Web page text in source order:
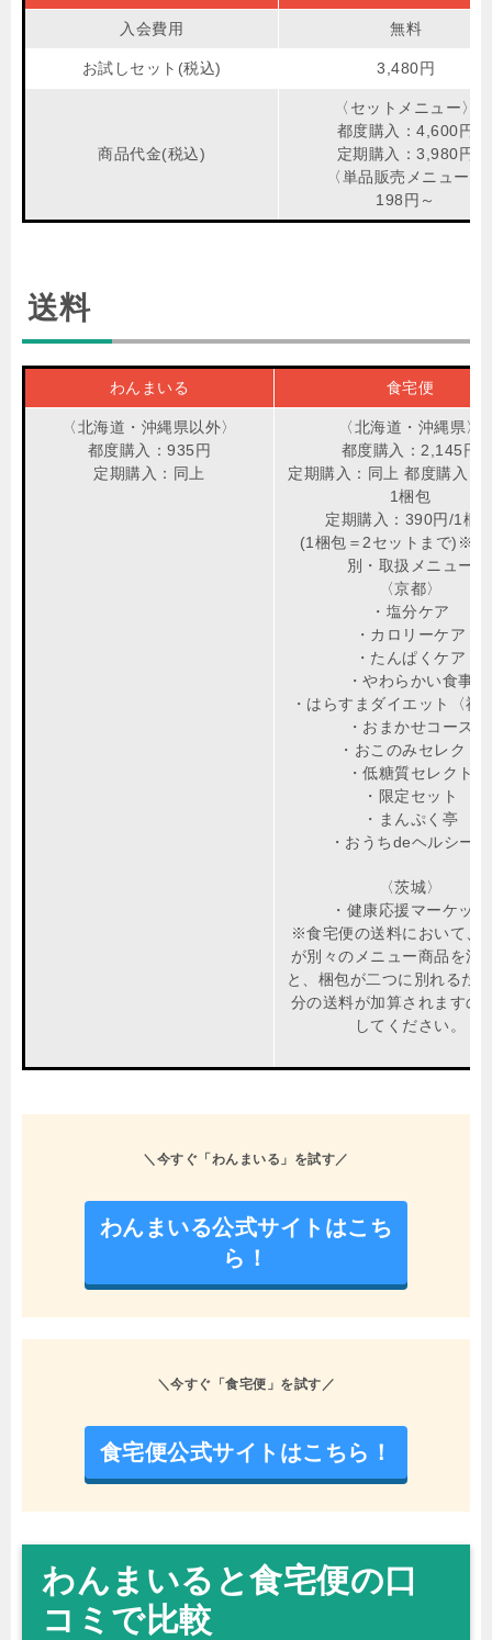
入会費用 無料
お試しセット(税込) 3,480円
商品代金(税込)
〈セットメニュー〉
都度購入：4,600円
定期購入：3,980円
〈単品販売メニュー〉
198円～
送料
わんまいる 食宅便
〈北海道・沖縄県以外〉
都度購入：935円
定期購入：同上
〈北海道・沖縄県〉
都度購入：2,145円
定期購入：同上 都度購入：
1梱包
定期購入：390円/1梱
(1梱包＝2セットまで)※出
別・取扱メニュー
〈京都〉
・塩分ケア
・カロリーケア
・たんぱくケア
・やわらかい食事
・はらすまダイエット〈神
・おまかせコース
・おこのみセレクト
・低糖質セレクト
・限定セット
・まんぷく亭
・おうちdeヘルシー丼
〈茨城〉
・健康応援マーケット
※食宅便の送料において、
が別々のメニュー商品を注
と、梱包が二つに別れるた
分の送料が加算されますの
してください。
＼今すぐ「わんまいる」を試す／
わんまいる公式サイトはこち
ら！
＼今すぐ「食宅便」を試す／
食宅便公式サイトはこちら！
わんまいると食宅便の口
コミで比較